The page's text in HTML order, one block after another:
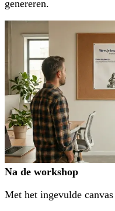
genereren.
Na de workshop
Met het ingevulde